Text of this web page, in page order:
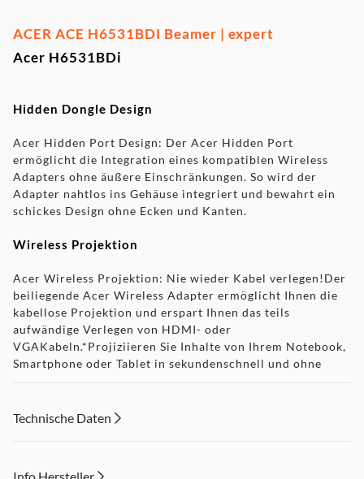
ACER ACE H6531BDI Beamer | expert
Acer H6531BDi
Hidden Dongle Design
Acer Hidden Port Design: Der Acer Hidden Port
ermöglicht die Integration eines kompatiblen Wireless
Adapters ohne äußere Einschränkungen. So wird der
Adapter nahtlos ins Gehäuse integriert und bewahrt ein
schickes Design ohne Ecken und Kanten.
Wireless Projektion
Acer Wireless Projektion: Nie wieder Kabel verlegen!Der
beiliegende Acer Wireless Adapter ermöglicht Ihnen die
kabellose Projektion und erspart Ihnen das teils
aufwändige Verlegen von HDMI- oder
VGAKabeln.*Projiziieren Sie Inhalte von Ihrem Notebook,
Smartphone oder Tablet in sekundenschnell und ohne
dies in der Rubrik "Mitgeliefertes Zubehör".
Technische Daten